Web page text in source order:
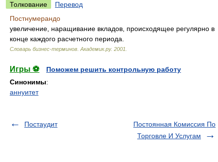
Толкование
Перевод
Постнумерандо
увеличение, наращивание вкладов, происходящее регулярно в
конце каждого расчетного периода.
Словарь бизнес-терминов. Академик.ру. 2001
Игры ⚽
Поможем решить контрольную работу
Синонимы:
аннуитет
Постаудит
Постоянная Комиссия По
Торговле И Услугам